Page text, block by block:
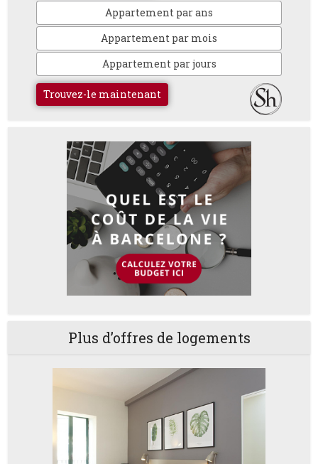
Appartement par ans
Appartement par mois
Appartement par jours
Trouvez-le maintenant
Plus d’offres de logements